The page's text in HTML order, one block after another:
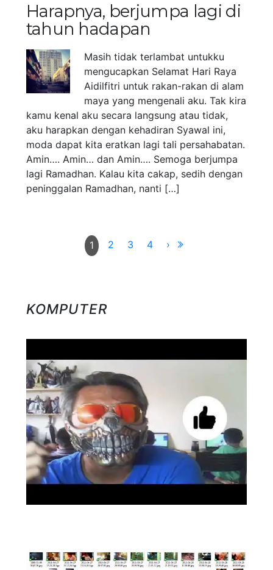
Harapnya, berjumpa lagi di
tahun hadapan
Masih tidak terlambat untukku
mengucapkan Selamat Hari Raya
Aidilfitri untuk rakan-rakan di alam
maya yang mengenali aku. Tak kira
kamu kenal aku secara langsung atau tidak,
aku harapkan dengan kehadiran Syawal ini,
moda dapat kita eratkan lagi tali persahabatan.
Amin…. Amin… dan Amin…. Semoga berjumpa
lagi Ramadhan. Kalau kita cakap, sedih dengan
peninggalan Ramadhan, nanti […]
1 2 3 4 ›
KOMPUTER